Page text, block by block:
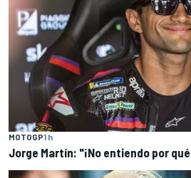
MOTOGP1 h
Jorge Martín: "¡No entiendo por